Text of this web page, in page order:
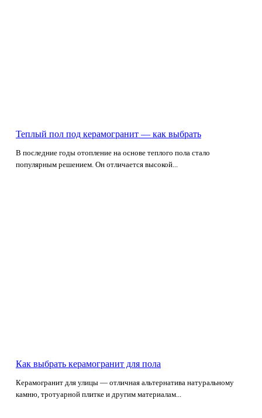
Теплый пол под керамогранит — как выбрать
В последние годы отопление на основе теплого пола стало
популярным решением. Он отличается высокой...
Как выбрать керамогранит для пола
Керамогранит для улицы — отличная альтернатива натуральному
камню, тротуарной плитке и другим материалам...